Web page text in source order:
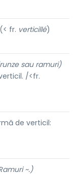
fr. verticillé)
sau ramuri)
/<fr.
de verticil:
~.)